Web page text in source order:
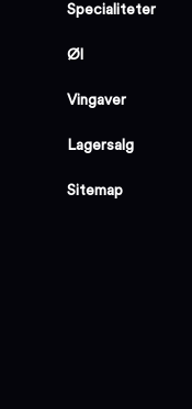
Specialiteter
Øl
Vingaver
Lagersalg
Sitemap